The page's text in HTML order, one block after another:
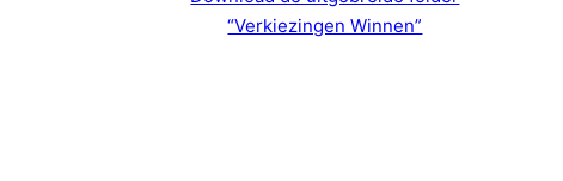
“Verkiezingen Winnen”